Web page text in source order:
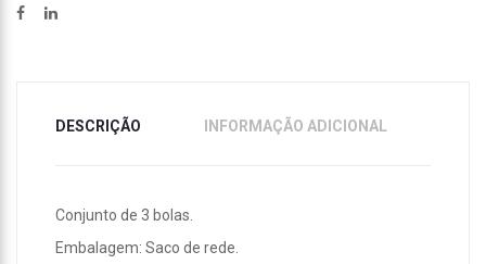
DESCRIÇÃO INFORMAÇÃO ADICIONAL
Conjunto de 3 bolas.
Embalagem: Saco de rede.